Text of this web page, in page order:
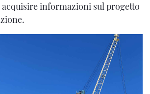
informazioni sul progetto